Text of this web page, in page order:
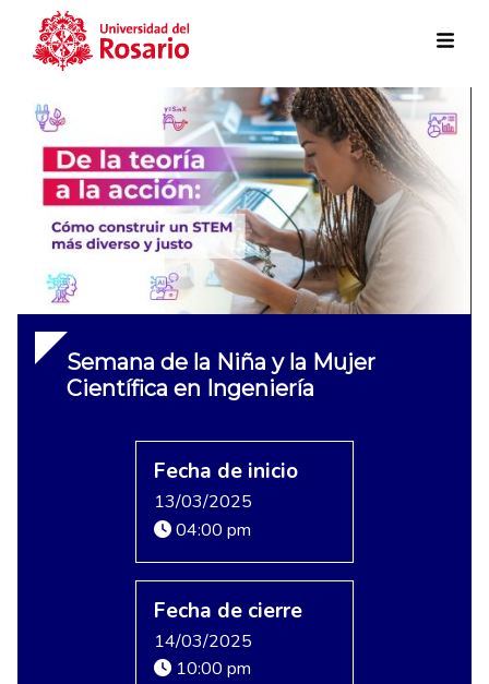
Skip to main content
Semana de la Niña y la Mujer
Científica en Ingeniería
Fecha de inicio
13/03/2025
04:00 pm
Fecha de cierre
14/03/2025
10:00 pm